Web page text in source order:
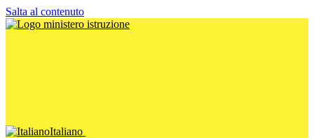
Salta al contenuto
Italiano